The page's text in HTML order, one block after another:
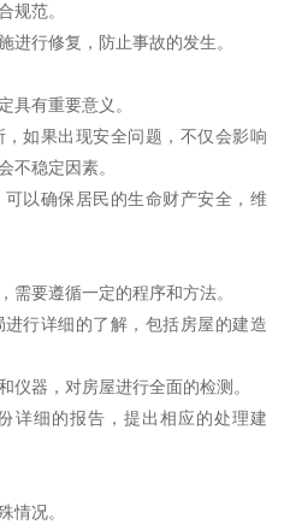
规范。
进行修复，防止事故的发生。
具有重要意义。
如果出现安全问题，不仅会影响
不稳定因素。
以确保居民的生命财产安全，维
需要遵循一定的程序和方法。
行详细的了解，包括房屋的建造
仪器，对房屋进行全面的检测。
详细的报告，提出相应的处理建
情况。